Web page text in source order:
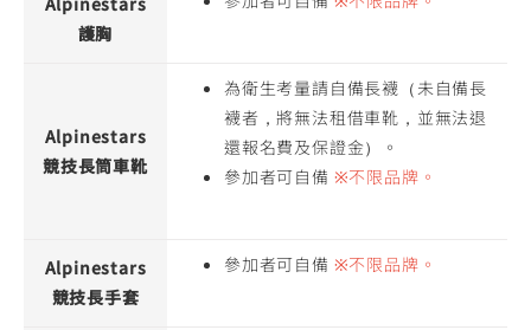
護胸
Alpinestars
競技長筒車靴
為衛生考量請自備長襪（未自備長
襪者，將無法租借車靴，並無法退
還報名費及保證金）。
參加者可自備 ※不限品牌。
Alpinestars
競技長手套
參加者可自備 ※不限品牌。